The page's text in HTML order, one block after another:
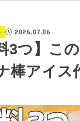
2026.07.06
3つ】こ
棒アイス